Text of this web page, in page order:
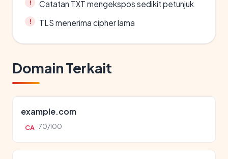
Catatan TXT mengekspos sedikit petunjuk
TLS menerima cipher lama
Domain Terkait
example.com
CA 70/100